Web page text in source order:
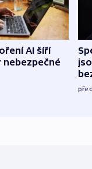
AI šíří
nebezpečné